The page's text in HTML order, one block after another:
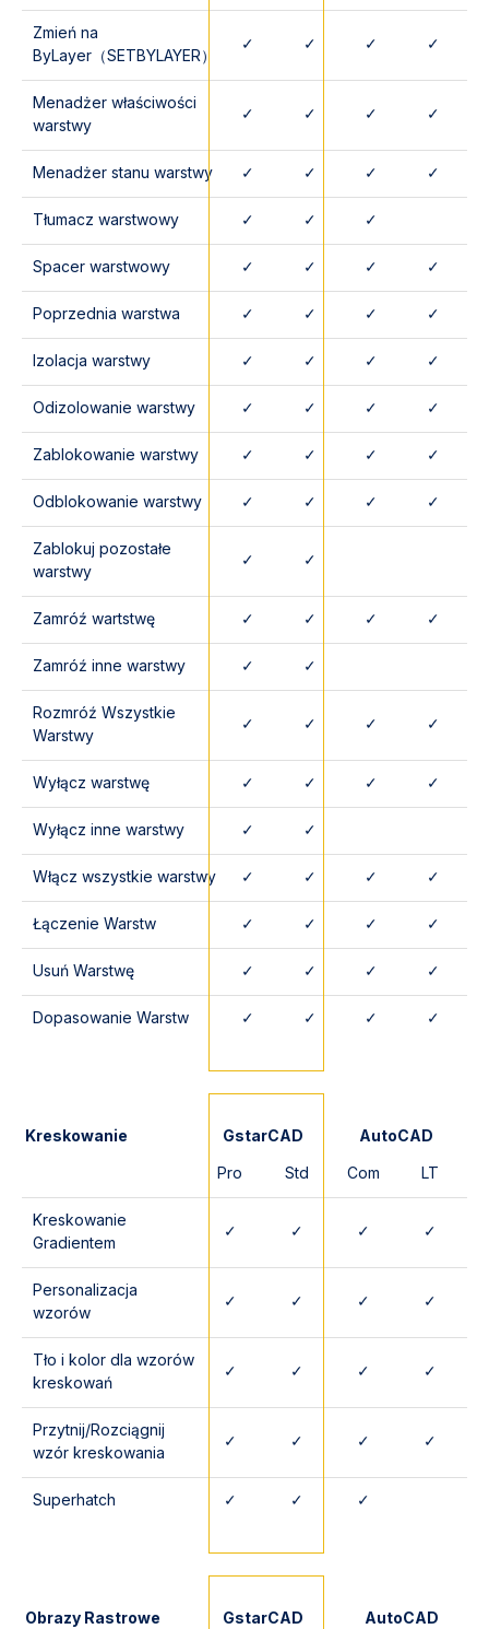
Zmień na
ByLayer（SETBYLAYER）
✓ ✓ ✓ ✓
Menadżer właściwości
warstwy
✓ ✓ ✓ ✓
Menadżer stanu warstwy ✓ ✓ ✓ ✓
Tłumacz warstwowy ✓ ✓ ✓
Spacer warstwowy ✓ ✓ ✓ ✓
Poprzednia warstwa ✓ ✓ ✓ ✓
Izolacja warstwy ✓ ✓ ✓ ✓
Odizolowanie warstwy ✓ ✓ ✓ ✓
Zablokowanie warstwy ✓ ✓ ✓ ✓
Odblokowanie warstwy ✓ ✓ ✓ ✓
Zablokuj pozostałe
warstwy
✓ ✓
Zamróź wartstwę ✓ ✓ ✓ ✓
Zamróź inne warstwy ✓ ✓
Rozmróź Wszystkie
Warstwy
✓ ✓ ✓ ✓
Wyłącz warstwę ✓ ✓ ✓ ✓
Wyłącz inne warstwy ✓ ✓
Włącz wszystkie warstwy ✓ ✓ ✓ ✓
Łączenie Warstw ✓ ✓ ✓ ✓
Usuń Warstwę ✓ ✓ ✓ ✓
Dopasowanie Warstw ✓ ✓ ✓ ✓
Kreskowanie GstarCAD
AutoCAD
Pro
Std Com LT
Kreskowanie
Gradientem
✓ ✓ ✓ ✓
Personalizacja
wzorów
✓ ✓ ✓ ✓
Tło i kolor dla wzorów
kreskowań
✓ ✓ ✓ ✓
Przytnij/Rozciągnij
wzór kreskowania
✓ ✓ ✓ ✓
Superhatch ✓ ✓ ✓
Obrazy Rastrowe GstarCAD
AutoCAD